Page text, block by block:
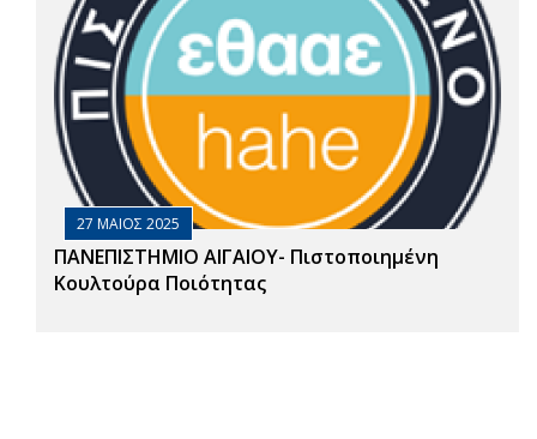
27 ΜΑΙΟΣ 2025
ΠΑΝΕΠΙΣΤΗΜΙΟ ΑΙΓΑΙΟΥ- Πιστοποιημένη
Κουλτούρα Ποιότητας